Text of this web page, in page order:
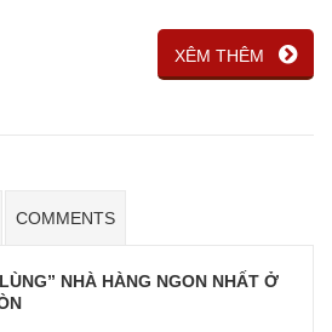
XÊM THÊM
COMMENTS
NHÀ HÀNG NGON NHẤT Ở